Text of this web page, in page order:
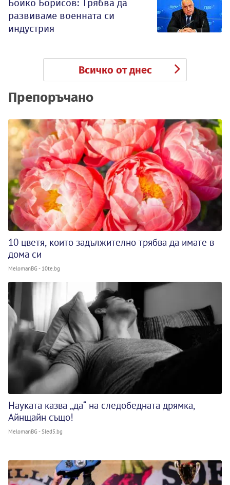
Бойко Борисов: Трябва да
развиваме военната си
индустрия
Всичко от днес
Препоръчано
10 цветя, които задължително трябва да имате в
дома си
MelomanBG - 10te.bg
Науката казва „да“ на следобедната дрямка,
Айнщайн също!
MelomanBG - Sled5.bg